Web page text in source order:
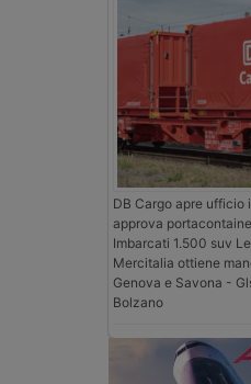
DB Cargo apre ufficio
approva
Imbarcati 1.500 suv
Mercitalia ottiene
Genova e Savona -
Bolzano